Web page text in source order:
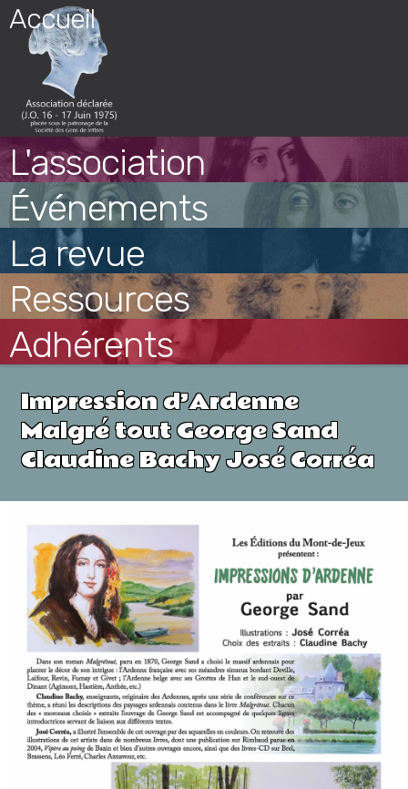
Skip
content
Accueil
L'association
Événements
La revue
Ressources
Adhérents
Impression d’Ardenne
Malgré tout George Sand
Claudine Bachy José Corréa